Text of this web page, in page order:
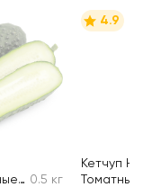
0.5 кг
4.9
Кетчуп HEINZ
Томатный